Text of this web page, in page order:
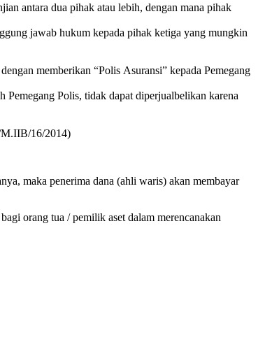
antara dua pihak atau lebih, dengan mana pihak
jawab hukum kepada pihak ketiga yang mungkin
memberikan “Polis Asuransi” kepada Pemegang
Pemegang Polis, tidak dapat diperjualbelikan karena
M.IIB/16/2014)
maka penerima dana (ahli waris) akan membayar
orang tua / pemilik aset dalam merencanakan